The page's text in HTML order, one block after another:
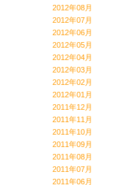
2012年08月
2012年07月
2012年06月
2012年05月
2012年04月
2012年03月
2012年02月
2012年01月
2011年12月
2011年11月
2011年10月
2011年09月
2011年08月
2011年07月
2011年06月